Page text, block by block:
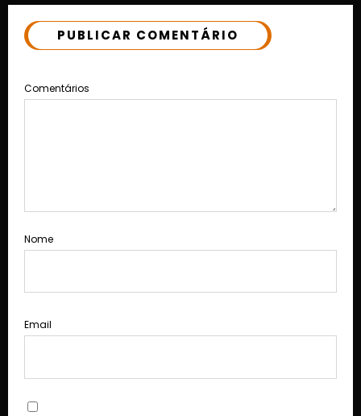
PUBLICAR COMENTÁRIO
Comentários
Nome
Email